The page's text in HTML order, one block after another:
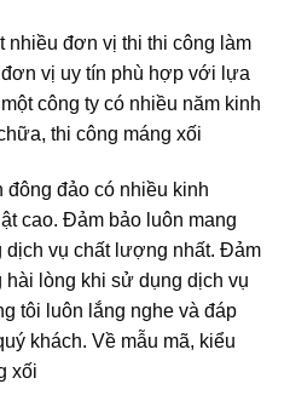
nhiều đơn vị thi thi công làm
vị uy tín phù hợp với lựa
công ty có nhiều năm kinh
thi công máng xối
đảo có nhiều kinh
cao. Đảm bảo luôn mang
dịch vụ chất lượng nhất. Đảm
hài lòng khi sử dụng dịch vụ
tôi luôn lắng nghe và đáp
khách. Về mẫu mã, kiểu
xối